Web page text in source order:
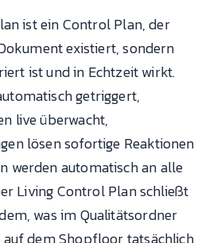
ist ein Control Plan, der
existiert, sondern
ist und in Echtzeit wirkt.
getriggert,
live überwacht,
lösen sofortige Reaktionen
werden automatisch an alle
Living Control Plan schließt
was im Qualitätsordner
auf dem Shopfloor tatsächlich